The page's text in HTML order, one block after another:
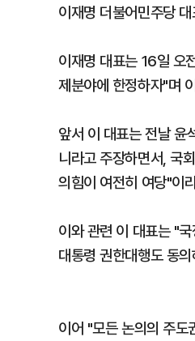
이재명 더불어민주당
이재명 대표는 16일 오
제분야에 한정하자"며
앞서 이 대표는 전날 윤
니라고 주장하면서, 국
의힘이 여전히 여당"이
이와 관련 이 대표는 "
대통령 권한대행도 동
이어 "모든 논의의 주도